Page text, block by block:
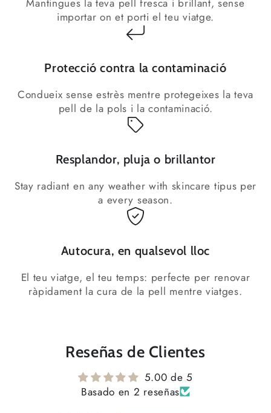
Mantingues la teva pell fresca i brillant, sense
importar on et porti el teu viatge.
Protecció contra la contaminació
Condueix sense estrès mentre protegeixes la teva
pell de la pols i la contaminació.
Resplandor, pluja o brillantor
Stay radiant en any weather with skincare tipus per
a every season.
Autocura, en qualsevol lloc
El teu viatge, el teu temps: perfecte per renovar
ràpidament la cura de la pell mentre viatges.
Reseñas de Clientes
5.00 de 5
Basado en 2 reseñas
Cal iniciar la sessió
Inicia la sessió al teu compte per afegir
els articles que has desat anteriorment.
Inicia la sessió